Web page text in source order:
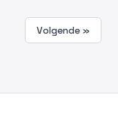
Volgende »